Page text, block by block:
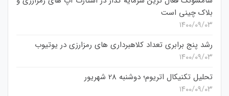
بلاک چینی است
۱۴۰۰/۰۹/۰۳
رشد پنج برابری تعداد کلاهبرداری های رمزارزی در یوتیوب
۱۴۰۰/۰۹/۰۳
تحلیل تکنیکال اتریوم؛ دوشنبه 28 شهریور
۱۴۰۰/۰۹/۰۳